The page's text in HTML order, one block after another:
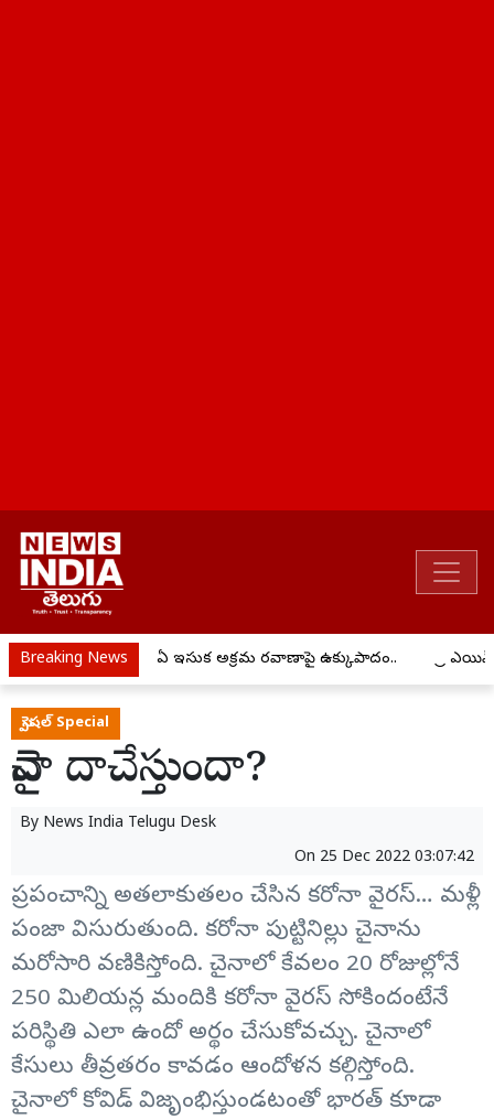
Breaking News ఏపీ ఇసుక అక్రమ రవాణాపై ఉక్కుపాదం.. ప్రీ
స్పెషల్ Special
చైనా దాచేస్తుందా?
By News India Telugu Desk
On 25 Dec 2022 03:07:42
ప్రపంచాన్ని అతలాకుతలం చేసిన కరోనా వైరస్… మళ్లీ
పంజా విసురుతుంది. కరోనా పుట్టినిల్లు చైనాను
మరోసారి వణికిస్తోంది. చైనాలో కేవలం 20 రోజుల్లోనే
250 మిలియన్ల మందికి కరోనా వైరస్ సోకిందంటేనే
పరిస్థితి ఎలా ఉందో అర్థం చేసుకోవచ్చు. చైనాలో
కేసులు తీవ్రతరం కావడం ఆందోళన కల్గిస్తోంది.
చైనాలో కోవిడ్‌ విజృంభిస్తుండటంతో భారత్‌ కూడా